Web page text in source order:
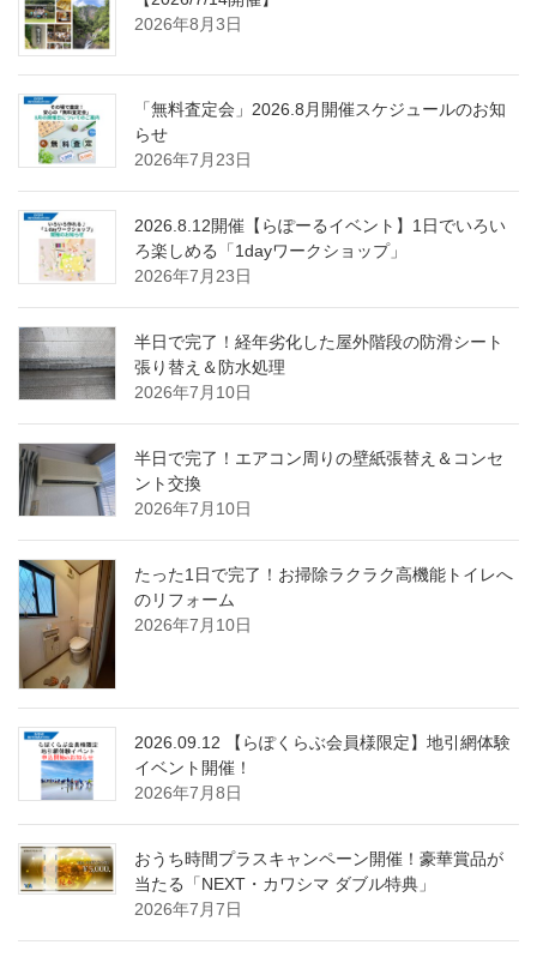
2026年8月3日
「無料査定会」2026.8月開催スケジュールのお知
らせ
2026年7月23日
2026.8.12開催【らぽーるイベント】1日でいろい
ろ楽しめる「1dayワークショップ」
2026年7月23日
半日で完了！経年劣化した屋外階段の防滑シート
張り替え＆防水処理
2026年7月10日
半日で完了！エアコン周りの壁紙張替え＆コンセ
ント交換
2026年7月10日
たった1日で完了！お掃除ラクラク高機能トイレへ
のリフォーム
2026年7月10日
2026.09.12 【らぽくらぶ会員様限定】地引網体験
イベント開催！
2026年7月8日
おうち時間プラスキャンペーン開催！豪華賞品が
当たる「NEXT・カワシマ ダブル特典」
2026年7月7日